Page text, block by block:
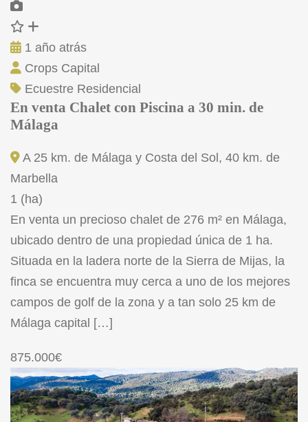
1 año atrás
Crops Capital
Ecuestre Residencial
En venta Chalet con Piscina a 30 min. de
Málaga
A 25 km. de Málaga y Costa del Sol, 40 km. de
Marbella
1 (ha)
En venta un precioso chalet de 276 m² en Málaga,
ubicado dentro de una propiedad única de 1 ha.
Situada en la ladera norte de la Sierra de Mijas, la
finca se encuentra muy cerca a uno de los mejores
campos de golf de la zona y a tan solo 25 km de
Málaga capital […]
875.000€